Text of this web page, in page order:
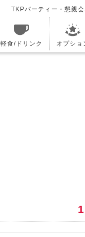
軽食/ドリンク オプショ
TKPパーティー・懇親